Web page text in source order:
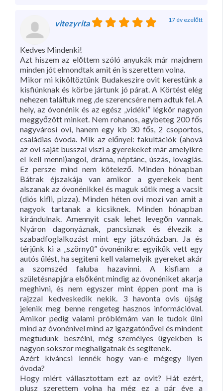
vitezyrita 17 év ezelőtt
Kedves Mindenki!
Azt hiszem az előttem szóló anyukák már majdnem
minden jót elmondtak amit én is szerettem volna.
Mikor mi kiköltöztünk Budakeszire ovit kerestünk a
kisfiúnknak és körbe jártunk jó párat. A Körtést elég
nehezen találtuk meg ,de szerencsére nem adtuk fel. A
hely, az óvonénik és az egész „vidéki” légkör nagyon
meggyőzött minket. Nem rohanos, agybeteg 200 fős
nagyvárosi ovi, hanem egy kb 30 fős, 2 csoportos,
családias óvoda. Mik az előnyei: fakultációk (ahová
az ovi saját busszal viszi a gyerekeket már amelyikre
el kell menni)angol, dráma, néptánc, úszás, lovaglás.
Ez persze mind nem kötelező. Minden hónapban
Bátrak éjszakája van amikor a gyerekek bent
alszanak az óvonénikkel és maguk sütik meg a vacsit
(diós kifli, pizza). Minden héten ovi mozi van amit a
nagyok tartanak a kicsiknek. Minden hónapban
kirándulnak. Amennyit csak lehet levegőn vannak.
Nyáron dagonyáznak, pancsiznak és élvezik a
szabadfoglalkozást mint egy játszóházban. Ja és
térjünk ki a „szörnyű” óvonénikre: egyikük vett egy
autós ülést, ha segiteni kell valamelyik gyereket akár
a szomszéd faluba hazavinni. A kisfiam a
születésnapjára elsőként mindig az óvonéniket akarja
meghivni, és nem egyszer mint éppen pont ma is
rajzzal kedveskedik nekik. 3 havonta ovis újság
jelenik meg benne rengeteg hasznos információval.
Amikor pedig valami próblémám van le tudok ülni
mind az óvonénivel mind az igazgatónővel és mindent
megtudunk beszélni, még személyes ügyekben is
nagyon sokszor meghallgatnak és segítenek.
Azért kiváncsi lennék hogy van-e mégegy ilyen
óvoda?
Hogy miért vállasztottam ezt az ovit? Hát ezért,
plusz szerettem volna ha még ez a pár éve a